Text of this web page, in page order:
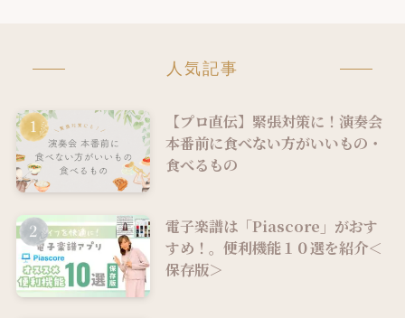
人気記事
【プロ直伝】緊張対策に！演奏会
本番前に食べない方がいいもの・
食べるもの
電子楽譜は「Piascore」がおす
すめ！。便利機能１０選を紹介＜
保存版＞